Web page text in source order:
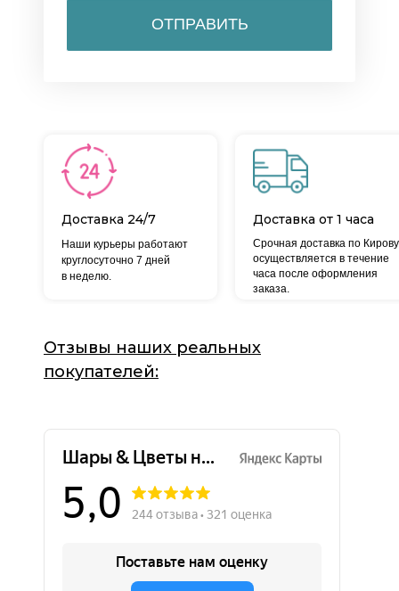
ОТПРАВИТЬ
Доставка 24/7
Срочная доставка по Кирову
осуществляется в течение
часа после оформления
заказа.
Наши курьеры работают
круглосуточно 7 дней
в неделю.
Доставка от 1 часа
Отзывы наших реальных
покупателей: